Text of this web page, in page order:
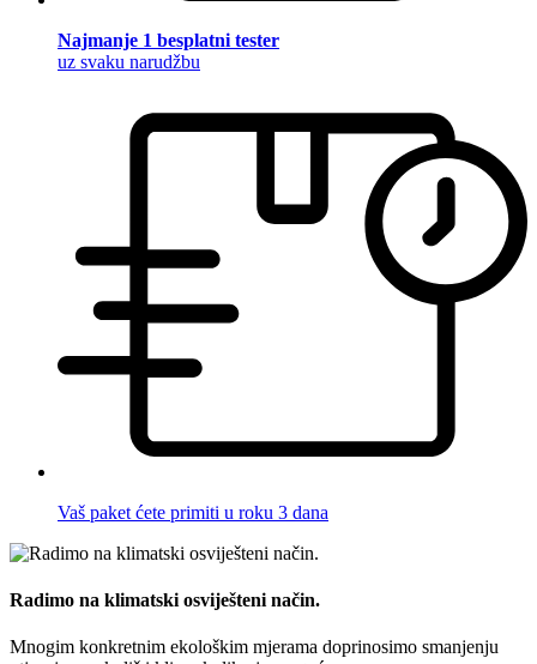
Najmanje 1 besplatni tester
uz svaku narudžbu
Vaš paket ćete primiti u roku 3 dana
Radimo na klimatski osviješteni način.
Mnogim konkretnim ekološkim mjerama doprinosimo smanjenju